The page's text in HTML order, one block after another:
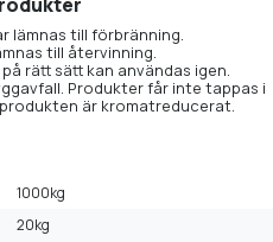
lämnas till förbränning.
till återvinning.
rätt sätt kan användas igen.
Produkter får inte tappas i
är kromatreducerat.
1000kg
20kg